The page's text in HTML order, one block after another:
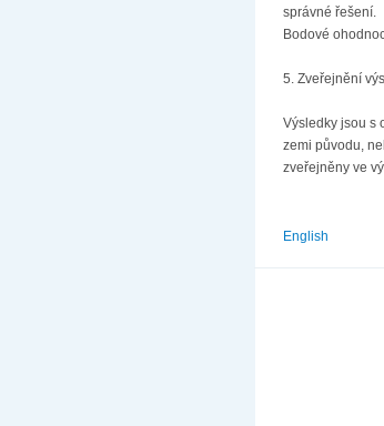
správné řešení.
Bodové
5. Zveřejnění
Výsledky jsou s
zemi původu,
zveřejněny ve
English